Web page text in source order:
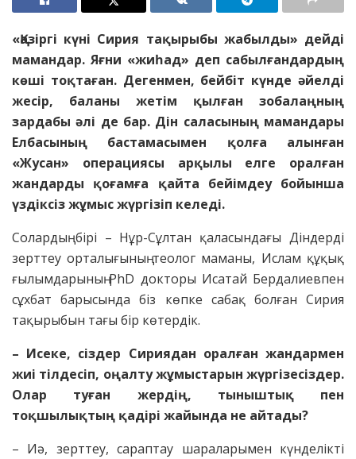
«Қазіргі күні Сирия тақырыбы жабылды» дейді
мамандар. Яғни «жиһад» деп сабылғандардың
көші тоқтаған. Дегенмен, бейбіт күнде әйелді
жесір, баланы жетім қылған зобалаңның
зардабы әлі де бар. Дін саласының мамандары
Елбасының бастамасымен қолға алынған
«Жусан» операциясы арқылы елге оралған
жандарды қоғамға қайта бейімдеу бойынша
үздіксіз жұмыс жүргізіп келеді.
Солардың бірі – Нұр-Сұлтан қаласындағы Діндерді
зерттеу орталығының теолог маманы, Ислам құқық
ғылымдарының PhD докторы Исатай Бердалиевпен
сұхбат барысында біз көпке сабақ болған Сирия
тақырыбын тағы бір көтердік.
– Исеке, сіздер Сириядан оралған жандармен
жиі тілдесіп, оңалту жұмыстарын жүргізесіздер.
Олар туған жердің, тыныштық пен
тоқшылықтың қадірі жайында не айтады?
– Иә, зерттеу, сараптау шараларымен күнделікті